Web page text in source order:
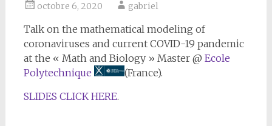
octobre 6, 2020 gabriel
Talk on the mathematical modeling of
coronaviruses and current COVID-19 pandemic
at the « Math and Biology » Master @ Ecole
Polytechnique
(France).
SLIDES CLICK HERE.